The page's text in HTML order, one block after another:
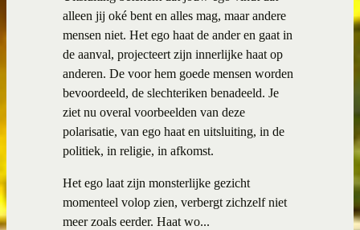
alleen jij oké bent en alles mag, maar andere
mensen niet. Het ego haat de ander en gaat in
de aanval, projecteert zijn innerlijke haat op
anderen. De voor hem goede mensen worden
bevoordeeld, de slechteriken benadeeld. Je
ziet nu overal voorbeelden van deze
polarisatie, van ego haat en uitsluiting, in de
politiek, in religie, in afkomst.
Het ego laat zijn monsterlijke gezicht
momenteel volop zien, verbergt zichzelf niet
meer zoals eerder. Haat wo...